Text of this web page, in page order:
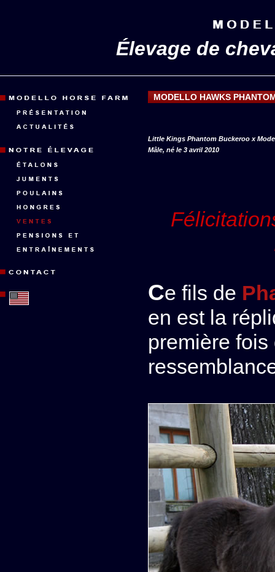
Élevage de
MODELLO HAWKS
Little Kings Phantom Buckeroo x
Mâle, né le 3 avril 2010
Ce fils de
en est la
première